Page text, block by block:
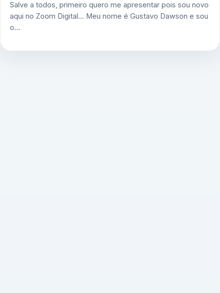
Salve a todos, primeiro quero me apresentar pois sou novo
aqui no Zoom Digital… Meu nome é Gustavo Dawson e sou
o…